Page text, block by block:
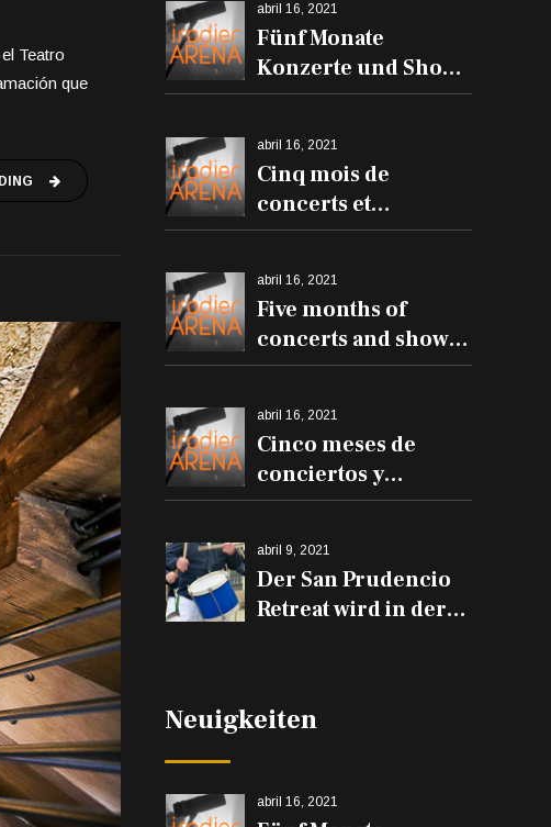
Teatro
que
abril 16, 2021
Fünf Monate
Konzerte und Shows
in der Iradier Arena
abril 16, 2021
Cinq mois de
concerts et
spectacles à l'Iradier
abril 16, 2021
Five months of
concerts and shows
at the Iradier Arena
abril 16, 2021
Cinco meses de
conciertos y
espectáculos en el
abril 9, 2021
Der San Prudencio
Retreat wird in der
erklingen
Neuigkeiten
abril 16, 2021